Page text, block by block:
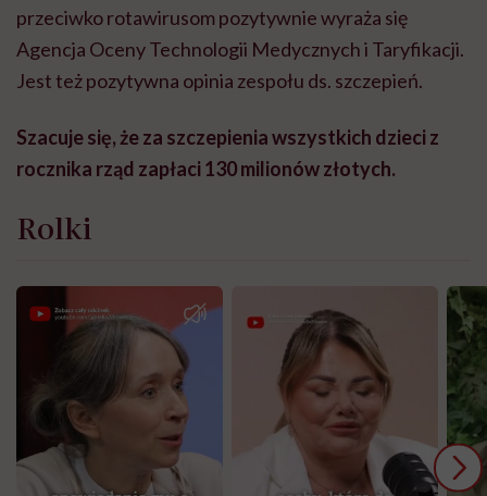
przeciwko rotawirusom pozytywnie wyraża się
Agencja Oceny Technologii Medycznych i Taryfikacji.
Jest też pozytywna opinia zespołu ds. szczepień.
Szacuje się, że za szczepienia wszystkich dzieci z
rocznika rząd zapłaci 130 milionów złotych.
Rolki